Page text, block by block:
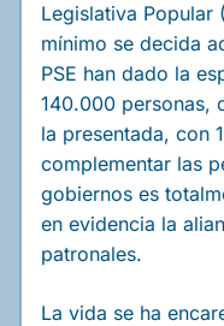
Legislativa Popular
mínimo se decida
PSE han dado la
140.000 personas,
la presentada, con
complementar las
gobiernos es
en evidencia la
patronales.
La vida se ha